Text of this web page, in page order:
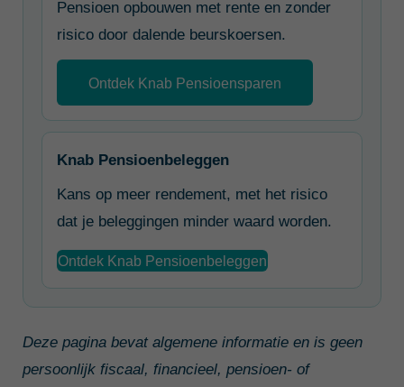
Pensioen opbouwen met rente en zonder
risico door dalende beurskoersen.
Ontdek Knab Pensioensparen
Knab Pensioenbeleggen
Kans op meer rendement, met het risico
dat je beleggingen minder waard worden.
Ontdek Knab Pensioenbeleggen
Deze pagina bevat algemene informatie en is geen
persoonlijk fiscaal, financieel, pensioen- of